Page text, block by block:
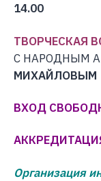
14.00
ТВОРЧЕСКАЯ
С НАРОДНЫМ
МИХАЙЛОВЫМ
ВХОД
Организация